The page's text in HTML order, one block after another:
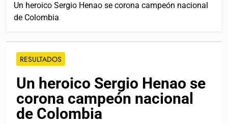
Un heroico Sergio Henao se corona campeón nacional
de Colombia
RESULTADOS
Un heroico Sergio Henao se
corona campeón nacional
de Colombia